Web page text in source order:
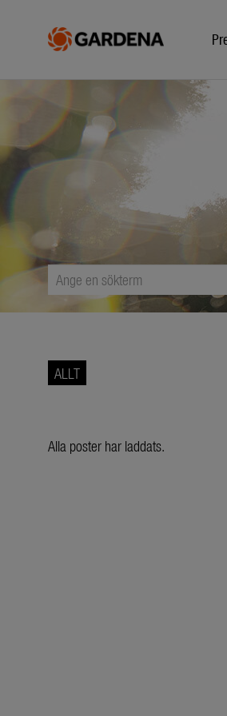
ALLT
Alla poster har laddats.